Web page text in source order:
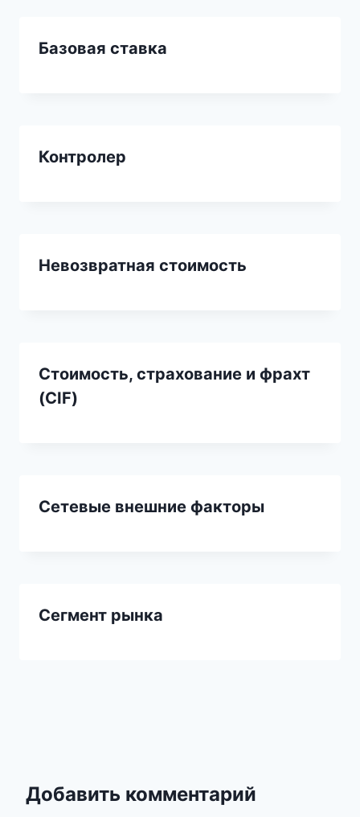
Базовая ставка
Контролер
Невозвратная стоимость
Стоимость, страхование и фрахт
(CIF)
Сетевые внешние факторы
Сегмент рынка
Добавить комментарий